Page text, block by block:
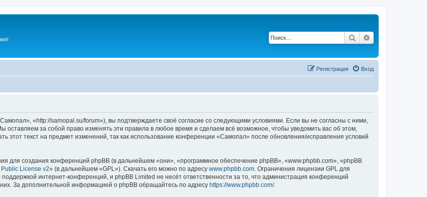
Поиск
Вход
Регистрация
«http://samopal.su/forum»), вы подтверждаете своё согласие со следующими условиями. Если вы не согласны с ними,
за собой право изменять эти правила в любое время и сделаем всё возможное, чтобы уведомить вас об этом,
этот текст на предмет изменений, так как использование конференции «Самопал» после обновления/исправления условий
для создания конференций phpBB (в дальнейшем «они», «программное обеспечение phpBB», «www.phpbb.com», «phpBB
License v2» (в дальнейшем «GPL»). Скачать его можно по адресу www.phpbb.com. Ограничения лицензии GPL для
интернет-конференций, и phpBB Limited не несёт ответственности за то, что администрация конференций
За дополнительной информацией о phpBB обращайтесь по адресу https://www.phpbb.com/.